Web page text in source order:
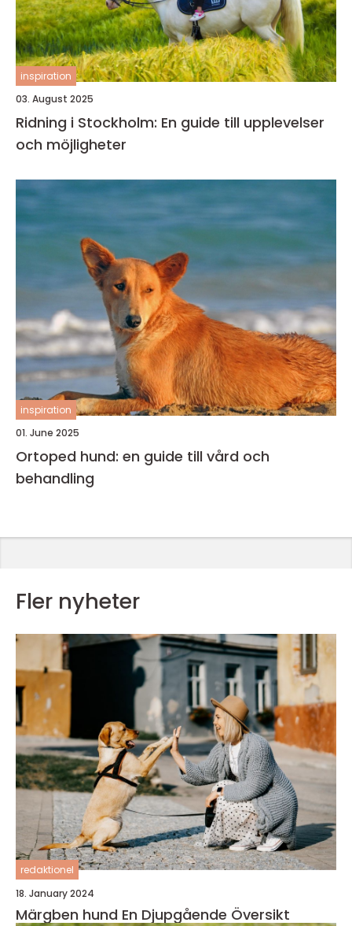
inspiration
03. August 2025
Ridning i Stockholm: En guide till upplevelser
och möjligheter
inspiration
01. June 2025
Ortoped hund: en guide till vård och
behandling
Fler nyheter
redaktionel
18. January 2024
Märgben hund En Djupgående Översikt